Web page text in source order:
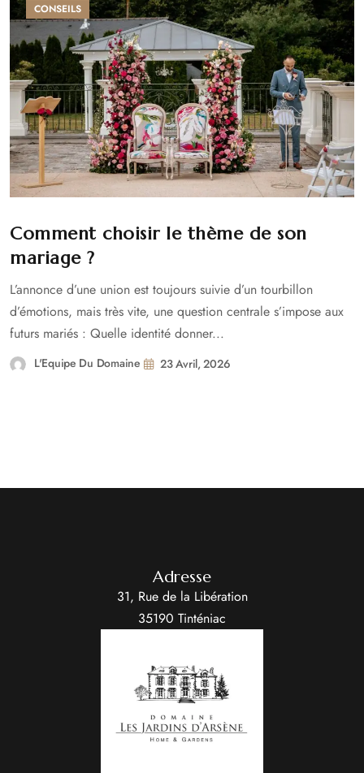
CONSEILS
Comment choisir le thème de son
mariage ?
L’annonce d’une union est toujours suivie d’un tourbillon
d’émotions, mais très vite, une question centrale s’impose aux
futurs mariés : Quelle identité donner...
L'Equipe Du Domaine 23 Avril, 2026
Adresse
31, Rue de la Libération
35190 Tinténiac